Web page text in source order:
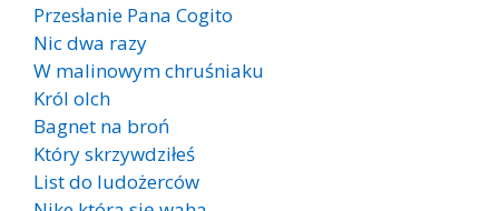
Przesłanie Pana Cogito
Nic dwa razy
W malinowym chruśniaku
Król olch
Bagnet na broń
Który skrzywdziłeś
List do ludożerców